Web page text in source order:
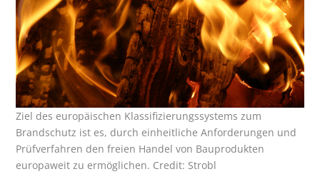
Ziel des europäischen Klassifizierungssystems zum
Brandschutz ist es, durch einheitliche Anforderungen und
Prüfverfahren den freien Handel von Bauprodukten
europaweit zu ermöglichen. Credit: Strobl